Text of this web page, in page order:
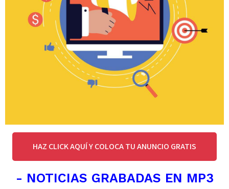
HAZ CLICK AQUÍ Y COLOCA TU ANUNCIO GRATIS
- NOTICIAS GRABADAS EN MP3